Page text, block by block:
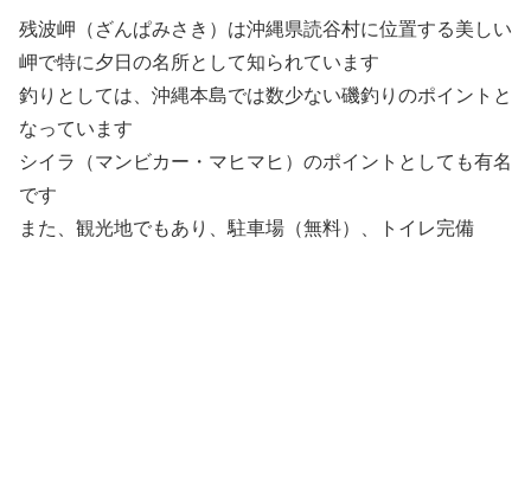
残波岬（ざんぱみさき）は沖縄県読谷村に位置する美しい
岬で特に夕日の名所として知られています
釣りとしては、沖縄本島では数少ない磯釣りのポイントと
なっています
シイラ（マンビカー・マヒマヒ）のポイントとしても有名
です
また、観光地でもあり、駐車場（無料）、トイレ完備